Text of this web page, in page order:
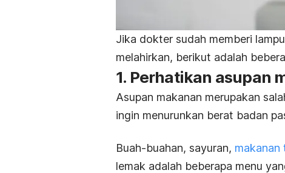
Jika dokter sudah memberi
melahirkan, berikut adalah
1. Perhatikan asupan
Asupan makanan merupakan
ingin menurunkan berat badan
Buah-buahan, sayuran, makanan
lemak adalah beberapa menu